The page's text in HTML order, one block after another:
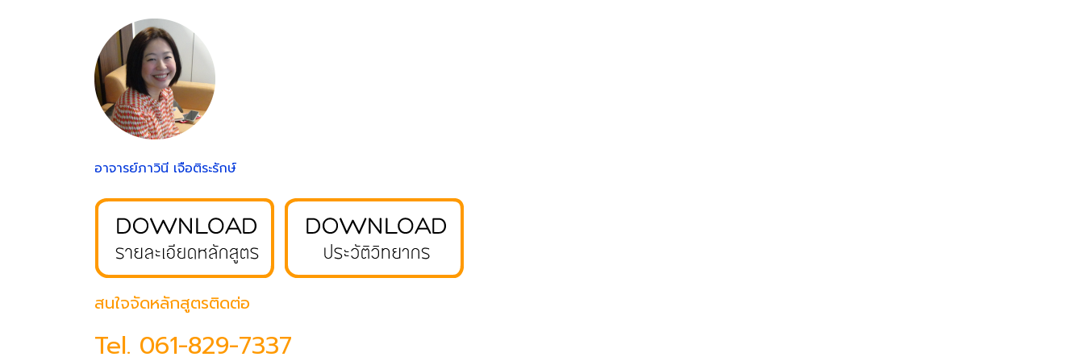
อาจารย์ภาวินี เจือติระรักษ์
สนใจจัดหลักสูตรติดต่อ
Tel. 061-829-7337